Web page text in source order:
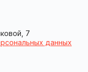
7
данных